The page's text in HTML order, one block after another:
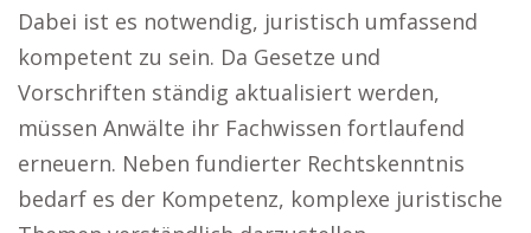
Dabei ist es notwendig, juristisch umfassend
kompetent zu sein. Da Gesetze und
Vorschriften ständig aktualisiert werden,
müssen Anwälte ihr Fachwissen fortlaufend
erneuern. Neben fundierter Rechtskenntnis
bedarf es der Kompetenz, komplexe juristische